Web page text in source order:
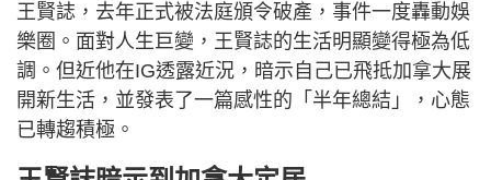
王賢誌，去年正式被法庭頒令破產，事件一度轟動娛
樂圈。面對人生巨變，王賢誌的生活明顯變得極為低
調。但近他在IG透露近況，暗示自己已飛抵加拿大展
開新生活，並發表了一篇感性的「半年總結」，心態
已轉趨積極。